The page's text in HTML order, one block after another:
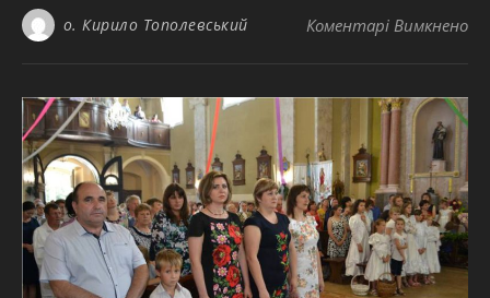
о. Кирило Тополевський Коментарі Вимкненодо